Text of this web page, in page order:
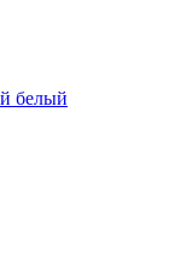
белый